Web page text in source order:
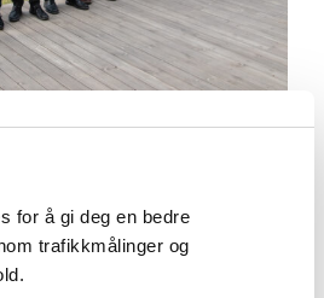
for å gi deg en bedre
trafikkmålinger og
går sammen om å utforske